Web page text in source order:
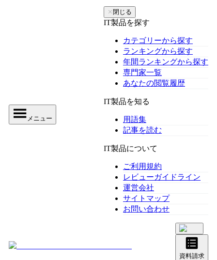
メニュー
✕ 閉じる
IT製品を探す
カテゴリーから探す
ランキングから探す
年間ランキングから探す
専門家一覧
あなたの閲覧履歴
IT製品を知る
用語集
記事を読む
IT製品について
ご利用規約
レビューガイドライン
運営会社
サイトマップ
お問い合わせ
資料請求